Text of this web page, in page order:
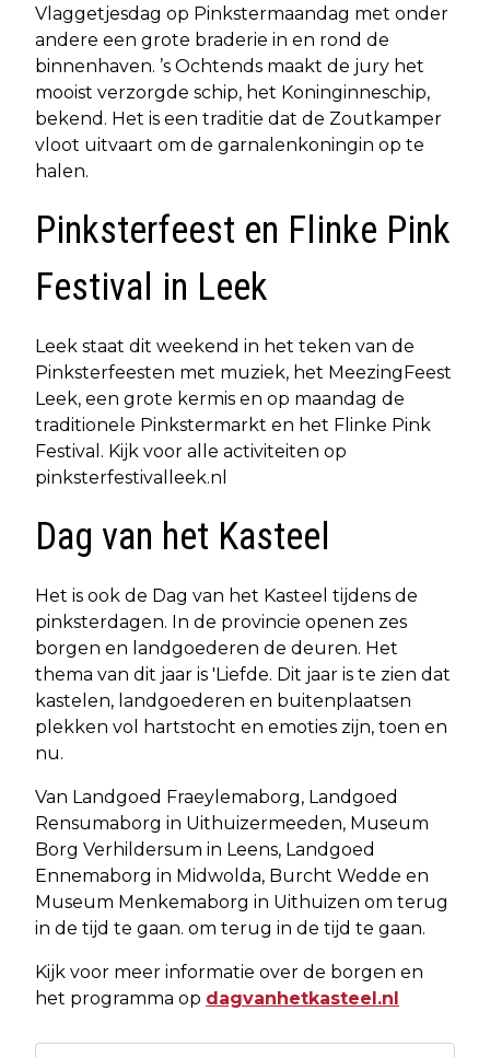
Vlaggetjesdag op Pinkstermaandag met onder
andere een grote braderie in en rond de
binnenhaven. ’s Ochtends maakt de jury het
mooist verzorgde schip, het Koninginneschip,
bekend. Het is een traditie dat de Zoutkamper
vloot uitvaart om de garnalenkoningin op te
halen.
Pinksterfeest en Flinke Pink
Festival in Leek
Leek staat dit weekend in het teken van de
Pinksterfeesten met muziek, het MeezingFeest
Leek, een grote kermis en op maandag de
traditionele Pinkstermarkt en het Flinke Pink
Festival. Kijk voor alle activiteiten op
pinksterfestivalleek.nl
Dag van het Kasteel
Het is ook de Dag van het Kasteel tijdens de
pinksterdagen. In de provincie openen zes
borgen en landgoederen de deuren. Het
thema van dit jaar is 'Liefde. Dit jaar is te zien dat
kastelen, landgoederen en buitenplaatsen
plekken vol hartstocht en emoties zijn, toen en
nu.
Van Landgoed Fraeylemaborg, Landgoed
Rensumaborg in Uithuizermeeden, Museum
Borg Verhildersum in Leens, Landgoed
Ennemaborg in Midwolda, Burcht Wedde en
Museum Menkemaborg in Uithuizen om terug
in de tijd te gaan. om terug in de tijd te gaan.
Kijk voor meer informatie over de borgen en
het programma op dagvanhetkasteel.nl